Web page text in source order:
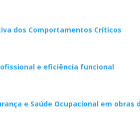
dos Comportamentos Críticos
e eficiência funcional
e Saúde Ocupacional em obras